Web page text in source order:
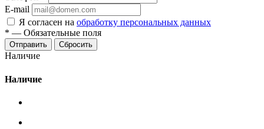
E-mail
Я согласен на обработку персональных данных
* — Обязательные поля
Сбросить
Наличие
Наличие